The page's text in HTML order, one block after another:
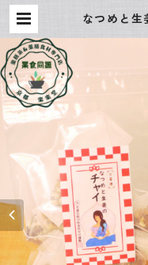
なつめと